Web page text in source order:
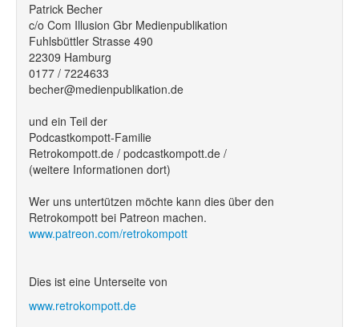
Patrick Becher
c/o Com Illusion Gbr Medienpublikation
Fuhlsbüttler Strasse 490
22309 Hamburg
0177 / 7224633
becher@medienpublikation.de
und ein Teil der
Podcastkompott-Familie
Retrokompott.de / podcastkompott.de /
(weitere Informationen dort)
Wer uns untertützen möchte kann dies über den
Retrokompott bei Patreon machen.
www.patreon.com/retrokompott
Dies ist eine Unterseite von
www.retrokompott.de